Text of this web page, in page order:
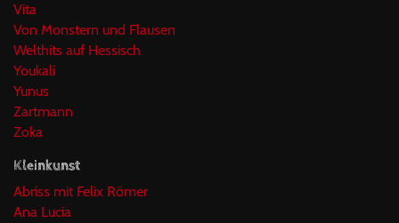
Vita
Von Monstern und Flausen
Welthits auf Hessisch
Youkalí
Yunus
Zartmann
Zoka
Kleinkunst
Abriss mit Felix Römer
Ana Lucia